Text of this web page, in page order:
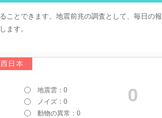
ことできます。地震前兆の調査として、毎日の報
ます。
西日本